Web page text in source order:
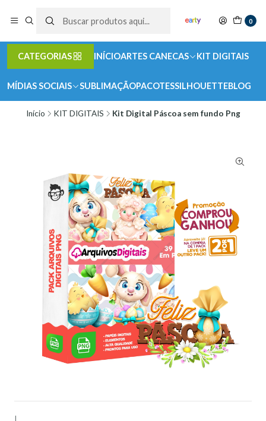
0
CATEGORIAS INÍCIOARTES CANECAS KIT DIGITAIS
MÍDIAS SOCIAIS SUBLIMAÇÃOPACOTESSILHOUETTEBLOG
Início KIT DIGITAIS Kit Digital Páscoa sem fundo Png